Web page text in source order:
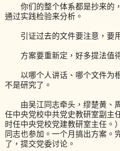
你们的整个体系都是抄来的，
通过实践检验来分析。
引证过去的文件要注意，要
方案要重新定，好多提法值
以哪个人讲话、哪个文件为
不是研究了。
由吴江同志牵头，缪楚黄、
任中央党校中共党史教研室副主
时任中央党校党建教研室主任。
同志也参加。一个月搞出方案。
了，提交党委讨论。